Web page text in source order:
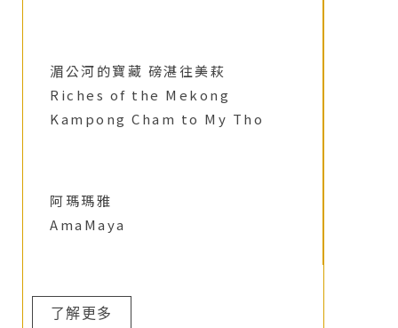
湄公河的寶藏 磅湛往美萩
Riches of the Mekong
Kampong Cham to My Tho
阿瑪瑪雅
AmaMaya
了解更多